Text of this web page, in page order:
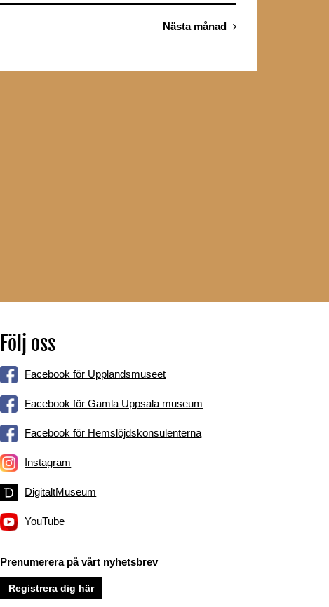
Nästa månad
Följ oss
Facebook för Upplandsmuseet
Facebook för Gamla Uppsala museum
Facebook för Hemslöjdskonsulenterna
Instagram
DigitaltMuseum
YouTube
Prenumerera på vårt nyhetsbrev
Registrera dig här